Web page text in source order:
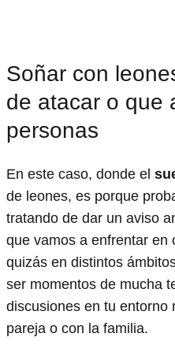
Soñar con
de atacar o que
personas
En este caso, donde el
de leones, es porque
tratando de dar un aviso
que vamos a enfrentar en
quizás en distintos
ser momentos de mucha
discusiones en tu entorno
pareja o con la familia.